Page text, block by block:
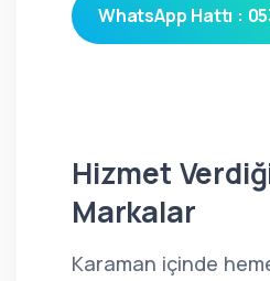
WhatsApp Hattı :
Hizmet
Markalar
Karaman içinde